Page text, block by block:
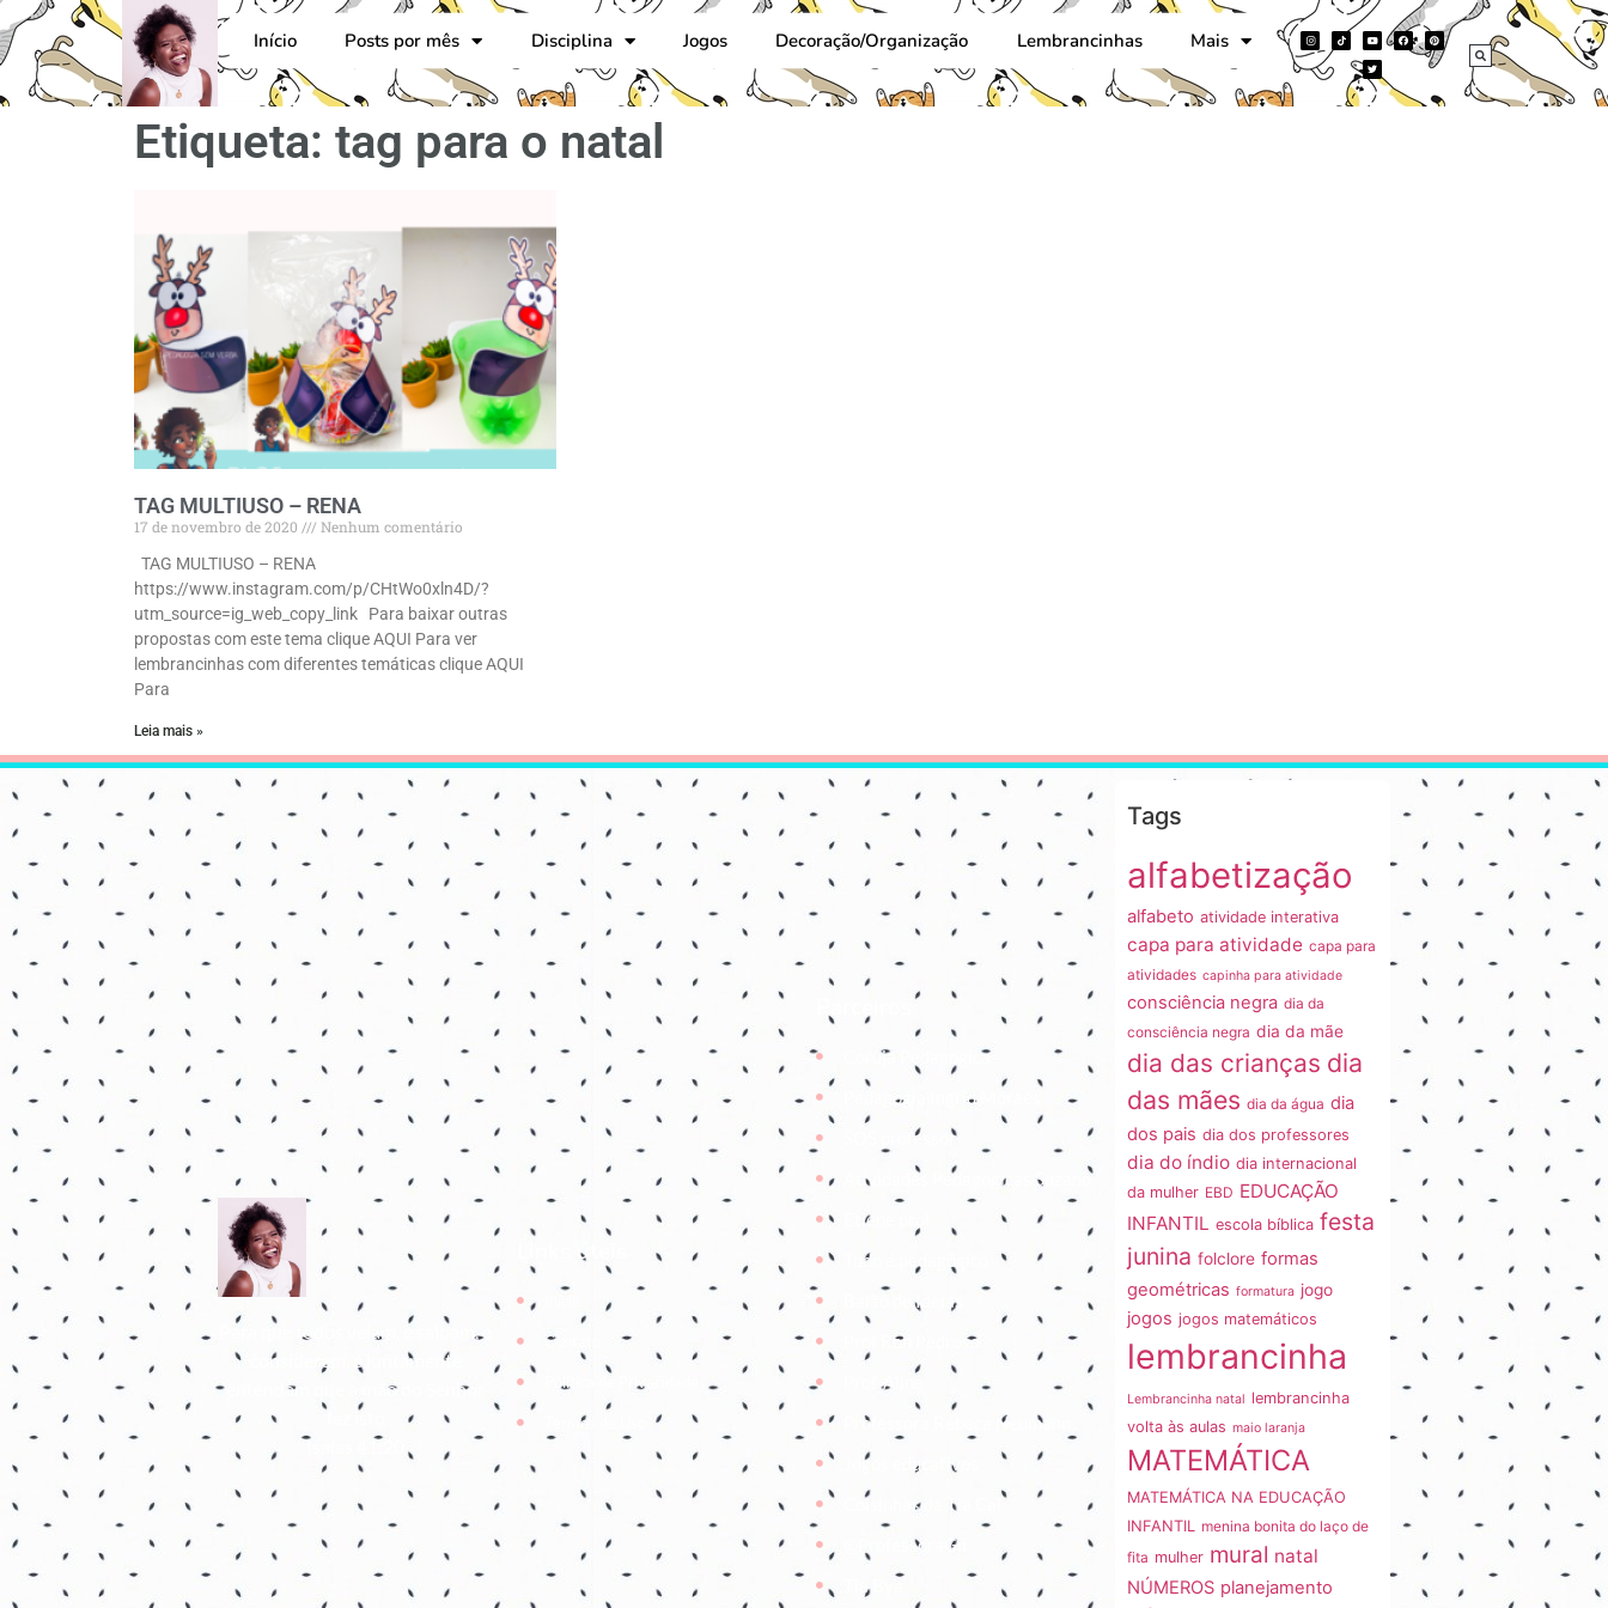
Início Posts por mês Disciplina Jogos Decoração/Organização Lembrancinhas Mais
Etiqueta: tag para o natal
TAG MULTIUSO – RENA
17 de novembro de 2020
Nenhum comentário
TAG MULTIUSO – RENA
https://www.instagram.com/p/CHtWo0xln4D/?
utm_source=ig_web_copy_link Para baixar outras
propostas com este tema clique AQUI Para ver
lembrancinhas com diferentes temáticas clique AQUI
Para
Leia mais »
Para que todos vejam, e saibam, e
considerem, e juntamente
entendam que a mão do Senhor
fez isto
Isaías 41:20
Links úteis
Contato
Política de Privacidade
Termos de Uso
Coruja Pedagogica
Pedagogia Ingrid Moraes
SOS professor
Atividades Pedagógicas Suzano
Etiene prof
Tudo é pedagógico
Balão de Ideias
Prof Roh Pedroso
Prof. Aline
Professora Rebeca Neumann
Jogos educativos
Coisinhas da Tia Cal
@ProfessoraGii
Tia Bya
Tags
alfabetização
alfabeto atividade interativa
capa para atividade capa para
atividades capinha para atividade
consciência negra dia da
consciência negra dia da mãe
dia das crianças dia
das mães dia da água dia
dos pais dia dos professores
dia do índio dia internacional
da mulher EBD EDUCAÇÃO
INFANTIL escola bíblica festa
junina folclore formas
geométricas formatura jogo
jogos jogos matemáticos
lembrancinha
Lembrancinha natal lembrancinha
volta às aulas maio laranja
MATEMÁTICA
MATEMÁTICA NA EDUCAÇÃO
INFANTIL menina bonita do laço de
fita mulher mural natal
NÚMEROS planejamento